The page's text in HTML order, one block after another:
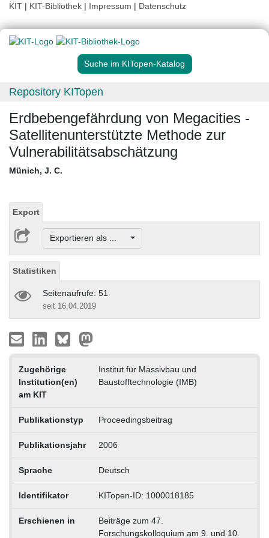
KIT | KIT-Bibliothek | Impressum | Datenschutz
Suche im KITopen-Katalog
Repository KITopen
Erdbebengefährdung von Megacities -
Satellitenunterstützte Methode zur
Vulnerabilitätsabschätzung
Münich, J. C.
Export
Exportieren als ...
Statistiken
Seitenaufrufe: 51
seit 16.04.2019
Zugehörige
Institution(en)
am KIT
Institut für Massivbau und
Baustofftechnologie (IMB)
Publikationstyp Proceedingsbeitrag
Publikationsjahr 2006
Sprache Deutsch
Identifikator KITopen-ID: 1000018185
Erschienen in
Beiträge zum 47.
Forschungskolloquium am 9. und 10.